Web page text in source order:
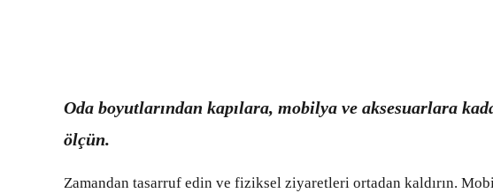
Oda boyutlarından kapılara, mobilya ve aksesuarlara
ölçün.
Zamandan tasarruf edin ve fiziksel ziyaretleri ortadan kaldırın.